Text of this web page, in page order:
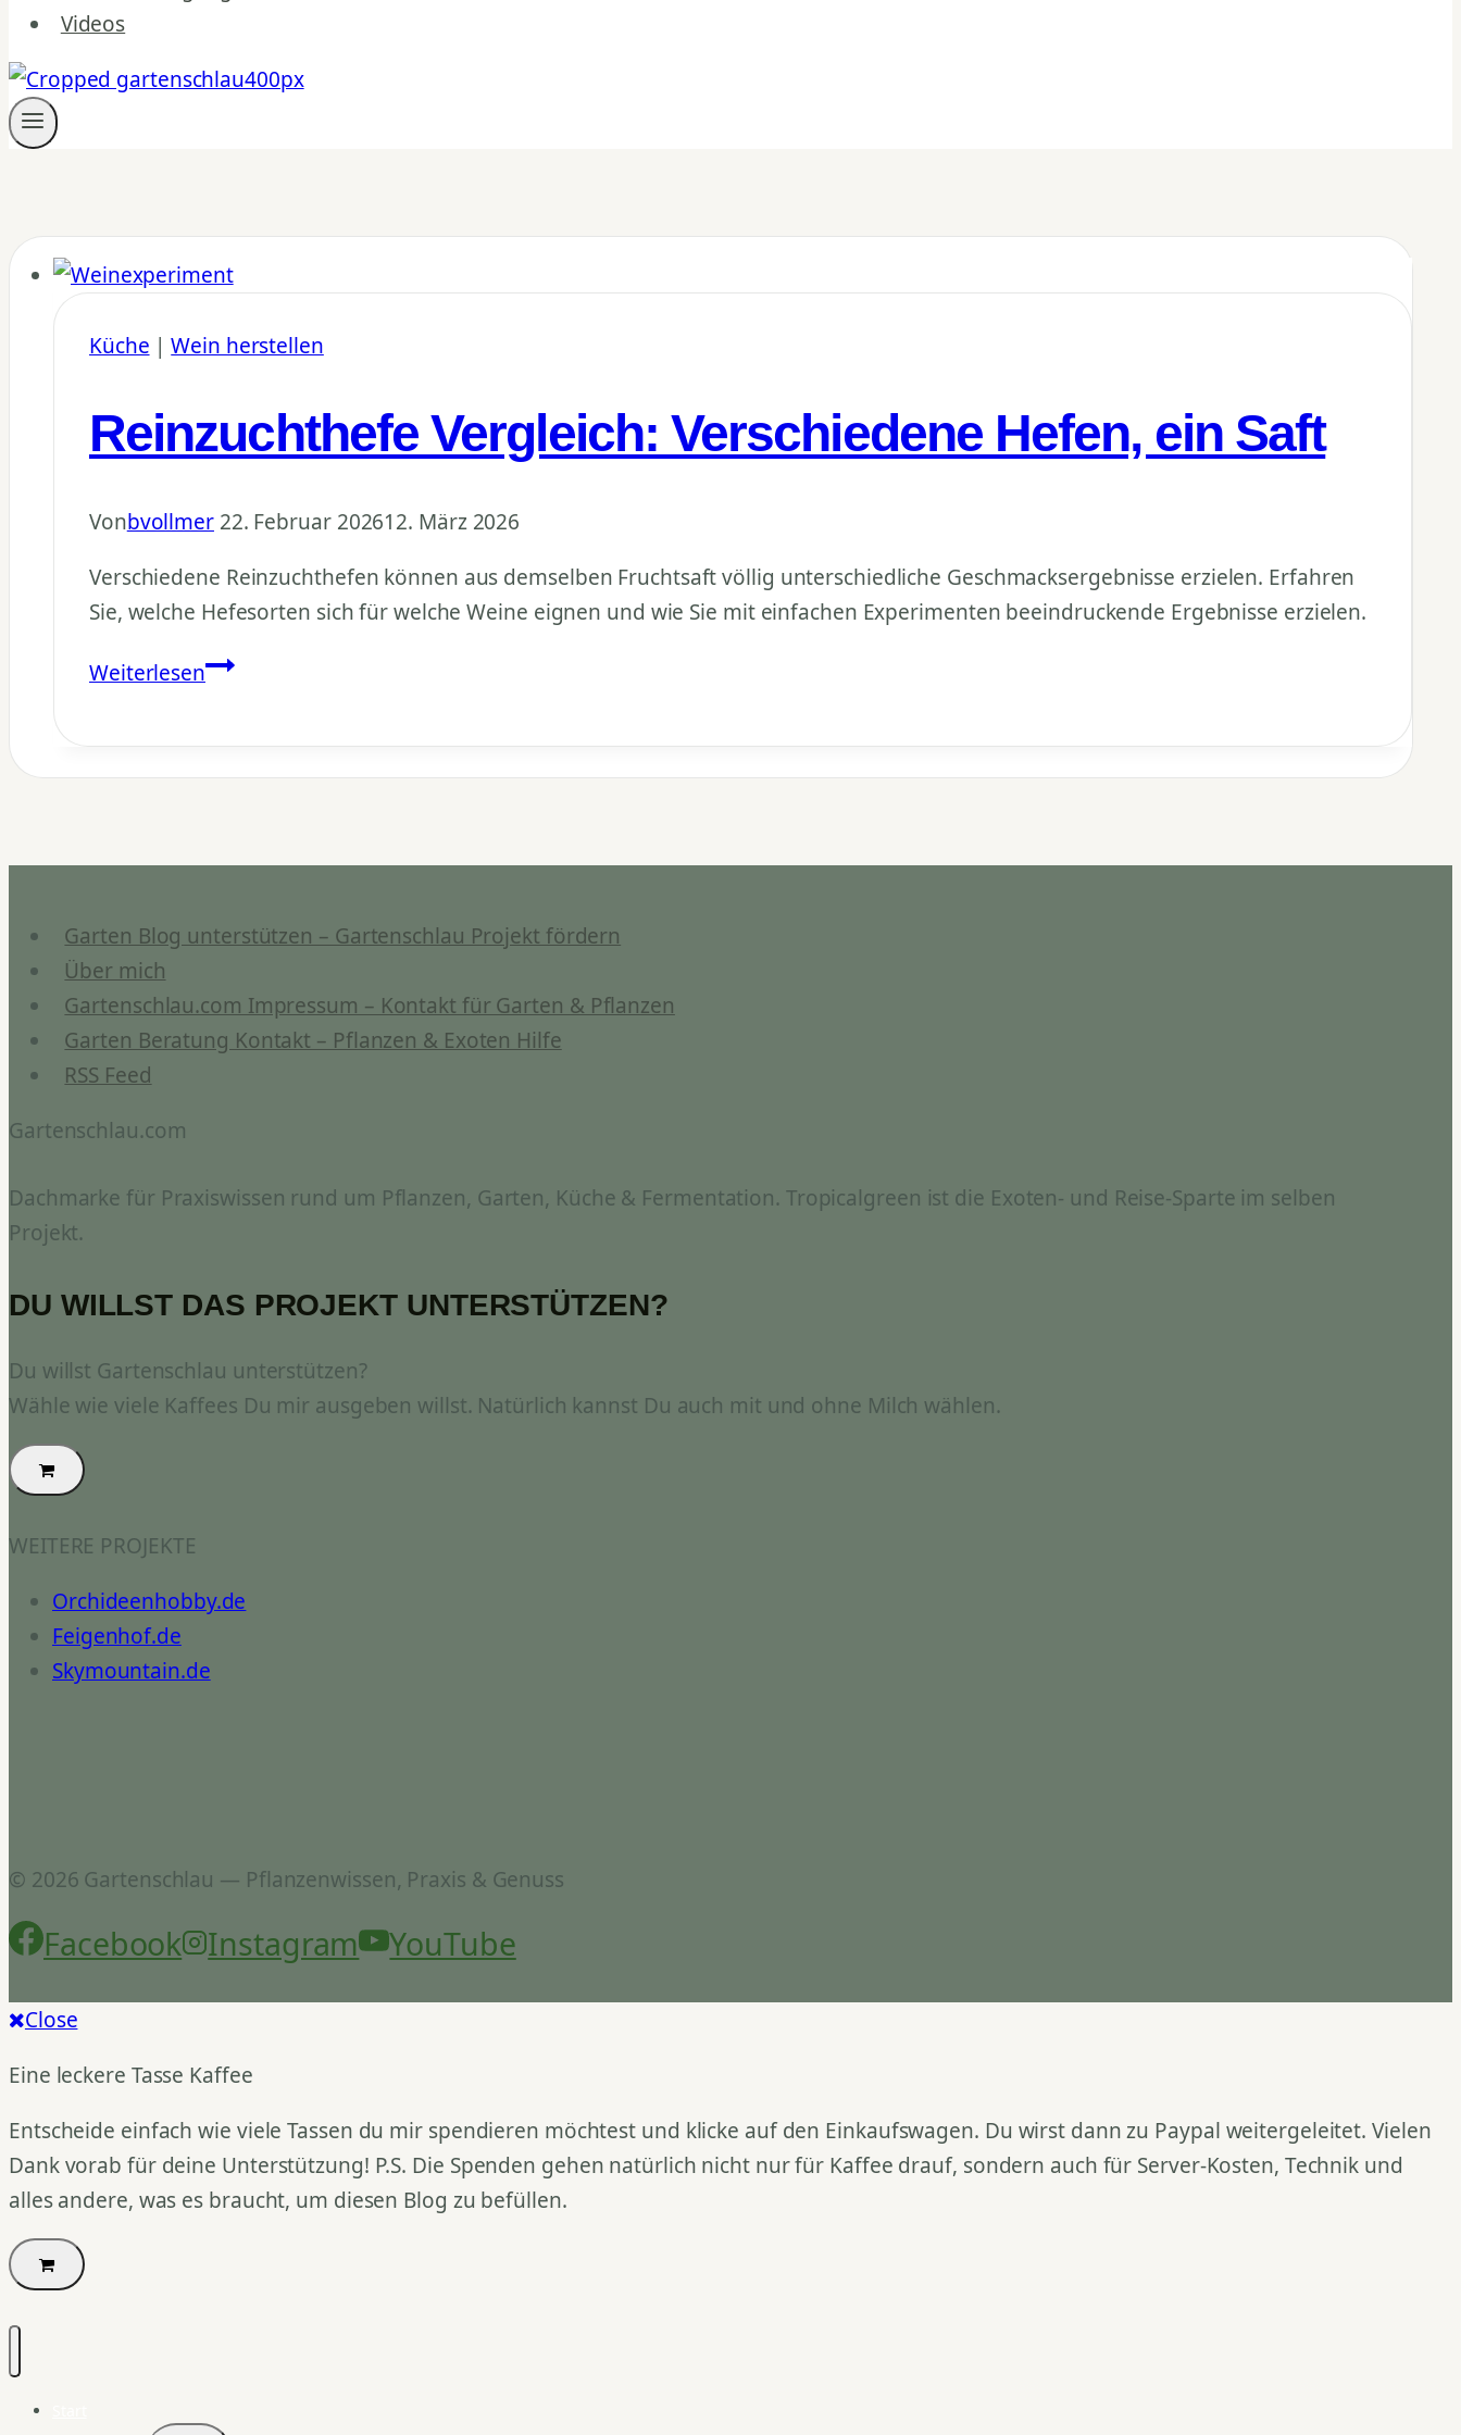
Videos
Küche |Wein herstellen
Reinzuchthefe Vergleich: Verschiedene Hefen, ein Saft
Vonbvollmer 22. Februar 202612. März 2026
Verschiedene Reinzuchthefen können aus demselben Fruchtsaft völlig unterschiedliche Geschmacksergebnisse erzielen. Erfahren
Sie, welche Hefesorten sich für welche Weine eignen und wie Sie mit einfachen Experimenten beeindruckende Ergebnisse erzielen.
WeiterlesenReinzuchthefe
Hefen,
Garten Blog unterstützen – Gartenschlau Projekt fördern
Über mich
Gartenschlau.com Impressum – Kontakt für Garten & Pflanzen
Garten Beratung Kontakt – Pflanzen & Exoten Hilfe
RSS Feed
Gartenschlau.com
Dachmarke für Praxiswissen rund um Pflanzen, Garten, Küche & Fermentation. Tropicalgreen ist die Exoten- und Reise-Sparte im selben
Projekt.
DU WILLST DAS PROJEKT UNTERSTÜTZEN?
Du willst Gartenschlau unterstützen?
Wähle wie viele Kaffees Du mir ausgeben willst. Natürlich kannst Du auch mit und ohne Milch wählen.
WEITERE PROJEKTE
Orchideenhobby.de
Feigenhof.de
Skymountain.de
© 2026 Gartenschlau — Pflanzenwissen, Praxis & Genuss
Facebook Instagram YouTube
Close
Eine leckere Tasse Kaffee
Entscheide einfach wie viele Tassen du mir spendieren möchtest und klicke auf den Einkaufswagen. Du wirst dann zu Paypal weitergeleitet. Vielen
Dank vorab für deine Unterstützung! P.S. Die Spenden gehen natürlich nicht nur für Kaffee drauf, sondern auch für Server-Kosten, Technik und
alles andere, was es braucht, um diesen Blog zu befüllen.